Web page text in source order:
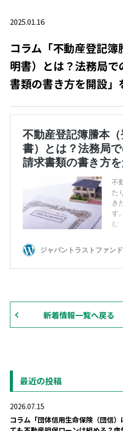
2025.01.16
コラム「不動産登記
明書）とは？法務局
書類の書き方を開設」
新着情報一覧へ戻る
最近の投稿
2026.07.15
コラム「団体信用生命保険（団信）